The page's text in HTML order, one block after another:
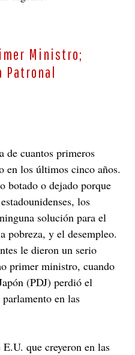
Ministro;
Patronal
de cuantos primeros
en los últimos cinco años.
botado o dejado porque
los
solución para el
pobreza, y el desempleo.
le dieron un serio
primer ministro, cuando
(PDJ) perdió el
en las
que creyeron en las